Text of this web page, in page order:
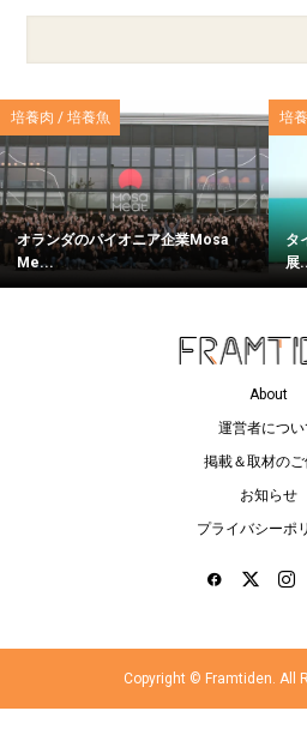
培養肉 / 培養魚
オランダのパイオニア企業Mosa
Me...
培
タ
展
About
運営者につい
掲載＆取材の
お知らせ
プライバシーポ
Copyright © Framtiden. All